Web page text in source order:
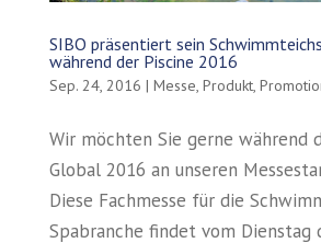
SIBO präsentiert sein
während der Piscine 2016
Sep. 24, 2016 | Messe, Produkt,
Wir möchten Sie gerne während
Global 2016 an unseren
Diese Fachmesse für die
Spabranche findet vom Dienstag